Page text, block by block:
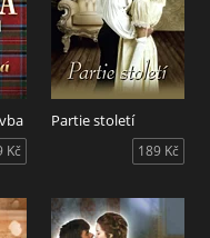
Kč
Partie století
189 Kč